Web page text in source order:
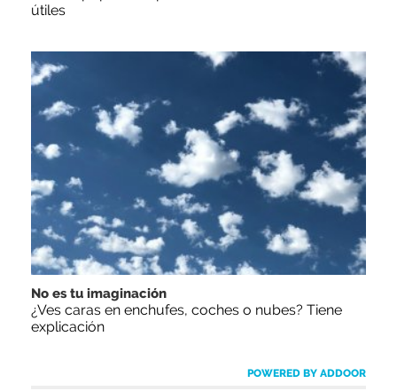
útiles
No es tu imaginación
¿Ves caras en enchufes, coches o nubes? Tiene
explicación
POWERED BY ADDOOR